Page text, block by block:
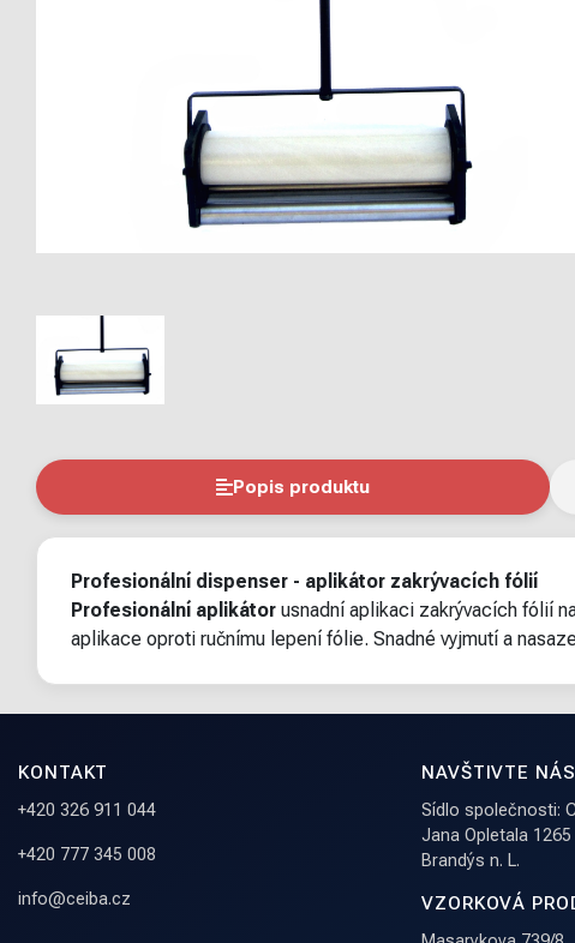
Popis produktu
Profesionální dispenser - aplikátor zakrývacích fólií
Profesionální aplikátor usnadní aplikaci zakrývacích fólií
aplikace oproti ručnímu lepení fólie. Snadné vyjmutí a
KONTAKT
+420 326 911 044
+420 777 345 008
info@ceiba.cz
NAVŠTIVTE NÁS
Sídlo společnosti:
Jana Opletala 1265
Brandýs n. L.
VZORKOVÁ